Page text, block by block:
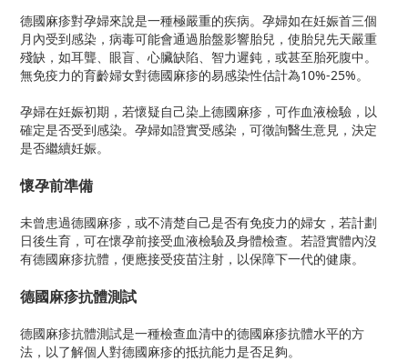
德國麻疹對孕婦來說是一種極嚴重的疾病。孕婦如在妊娠首三個
月內受到感染，病毒可能會通過胎盤影響胎兒，使胎兒先天嚴重
殘缺，如耳聾、眼盲、心臟缺陷、智力遲鈍，或甚至胎死腹中。
無免疫力的育齡婦女對德國麻疹的易感染性估計為10%-25%。
孕婦在妊娠初期，若懷疑自己染上德國麻疹，可作血液檢驗，以
確定是否受到感染。孕婦如證實受感染，可徵詢醫生意見，決定
是否繼續妊娠。
懷孕前準備
未曾患過德國麻疹，或不清楚自己是否有免疫力的婦女，若計劃
日後生育，可在懷孕前接受血液檢驗及身體檢查。若證實體內沒
有德國麻疹抗體，便應接受疫苗注射，以保障下一代的健康。
德國麻疹抗體測試
德國麻疹抗體測試是一種檢查血清中的德國麻疹抗體水平的方
法，以了解個人對德國麻疹的抵抗能力是否足夠。